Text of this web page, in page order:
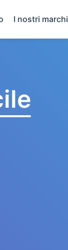
I nostri marchi